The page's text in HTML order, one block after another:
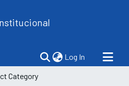
Log In (current)
Category